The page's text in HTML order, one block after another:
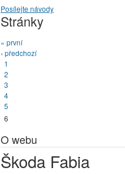
Posílejte návody
Stránky
« první
‹ předchozí
1
2
3
4
5
6
O webu
Škoda Fabia